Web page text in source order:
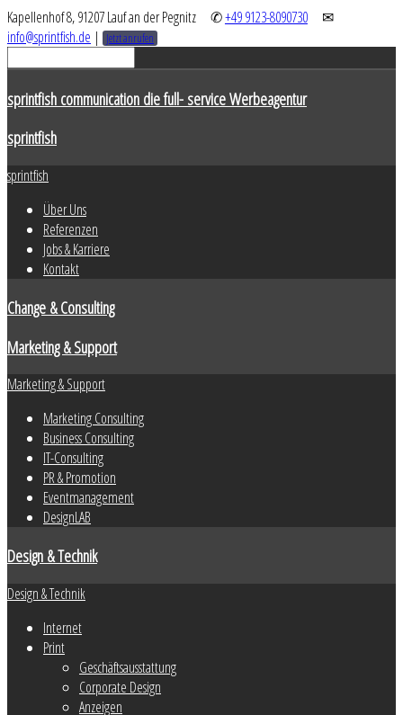
Kapellenhof 8, 91207 Lauf an der Pegnitz ✆+49 9123-8090730
✉
info@sprintfish.de | Jetzt anrufen
sprintfish communication die full- service Werbeagentur
sprintfish
sprintfish
Über Uns
Referenzen
Jobs & Karriere
Kontakt
Change & Consulting
Marketing & Support
Marketing & Support
Marketing Consulting
Business Consulting
IT-Consulting
PR & Promotion
Eventmanagement
DesignLAB
Design & Technik
Design & Technik
Internet
Print
Geschäftsausstattung
Corporate Design
Anzeigen